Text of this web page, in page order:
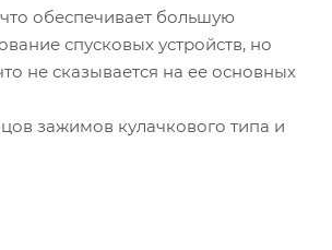
обеспечивает большую
спусковых устройств, но
не сказывается на ее основных
зажимов кулачкового типа и